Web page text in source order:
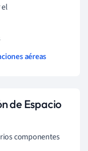
aéreas
de Espacio
componentes